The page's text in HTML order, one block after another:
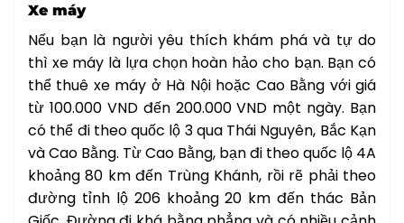
Xe máy
Nếu bạn là người yêu thích khám phá và tự do
thì xe máy là lựa chọn hoàn hảo cho bạn. Bạn có
thể thuê xe máy ở Hà Nội hoặc Cao Bằng với giá
từ 100.000 VND đến 200.000 VND một ngày. Bạn
có thể đi theo quốc lộ 3 qua Thái Nguyên, Bắc Kạn
và Cao Bằng. Từ Cao Bằng, bạn đi theo quốc lộ 4A
khoảng 80 km đến Trùng Khánh, rồi rẽ phải theo
đường tỉnh lộ 206 khoảng 20 km đến thác Bản